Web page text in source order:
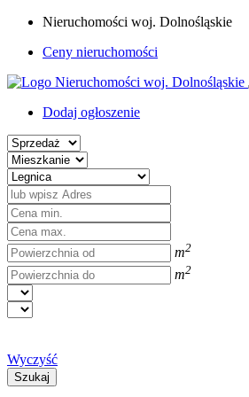
Nieruchomości woj. Dolnośląskie
Ceny nieruchomości
Dodaj ogłoszenie
m2
m2
Wyczyść
Szukaj